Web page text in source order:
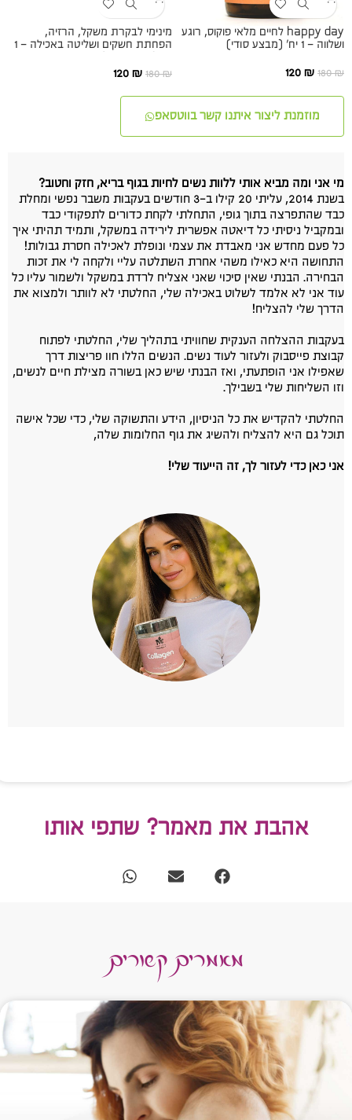
happy day לחיים מלאי פוקוס, רוגע
ושלווה – 1 יח׳ (מבצע סודי)
180₪
120 ₪
מינימי לבקרת משקל, הרזיה,
הפחתת חשקים ושליטה באכילה – 1
180₪
120 ₪
מוזמנת ליצור איתנו קשר בווטסאפ
מי אני ומה מביא אותי ללוות נשים לחיות בגוף בריא, חזק וחטוב?
בשנת 2014, עליתי 20 קילו ב-3 חודשים בעקבות משבר נפשי ומחלת
כבד שהתפרצה בתוך גופי, התחלתי לקחת כדורים לתפקודי כבד
ובמקביל ניסיתי כל דיאטה אפשרית לירידה במשקל, ותמיד תהיתי איך
כל פעם מחדש אני מאבדת את עצמי ונופלת לאכילה חסרת גבולות!
התחושה היא כאילו משהי אחרת השתלטה עליי ולקחה לי את זכות
הבחירה. הבנתי שאין סיכוי שאני אצליח לרדת במשקל ולשמור עליו כל
עוד אני לא אלמד לשלוט באכילה שלי, החלטתי לא לוותר ולמצוא את
הדרך שלי להצליח!
בעקבות ההצלחה הענקית שחוויתי בתהליך שלי, החלטתי לפתוח
קבוצת פייסבוק ולעזור לעוד נשים. הנשים הללו חוו פריצות דרך
שאפילו אני הופתעתי, ואז הבנתי שיש כאן בשורה מצילת חיים לנשים,
וזו השליחות שלי בשבילך.
החלטתי להקדיש את כל הניסיון, הידע והתשוקה שלי, כדי שכל אישה
תוכל גם היא להצליח ולהשיג את גוף החלומות שלה,
אני כאן כדי לעזור לך, זה הייעוד שלי!
אהבת את מאמר? שתפי אותו
מאמרים קשורים